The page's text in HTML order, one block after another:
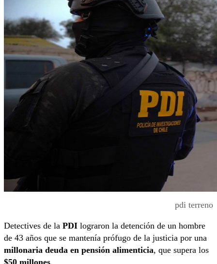
pdi terreno
Detectives de la PDI lograron la detención de un hombre
de 43 años que se mantenía prófugo de la justicia por una
millonaria deuda en pensión alimenticia, que supera los
$50 millones.